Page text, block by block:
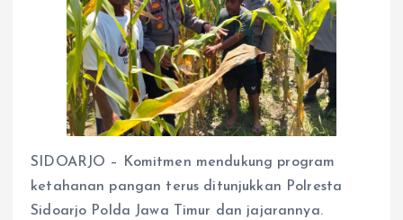
SIDOARJO – Komitmen mendukung program
ketahanan pangan terus ditunjukkan Polresta
Sidoarjo Polda Jawa Timur dan jajarannya.